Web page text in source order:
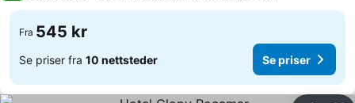
Fra 545 kr
Se priser fra 10 nettsteder Se priser